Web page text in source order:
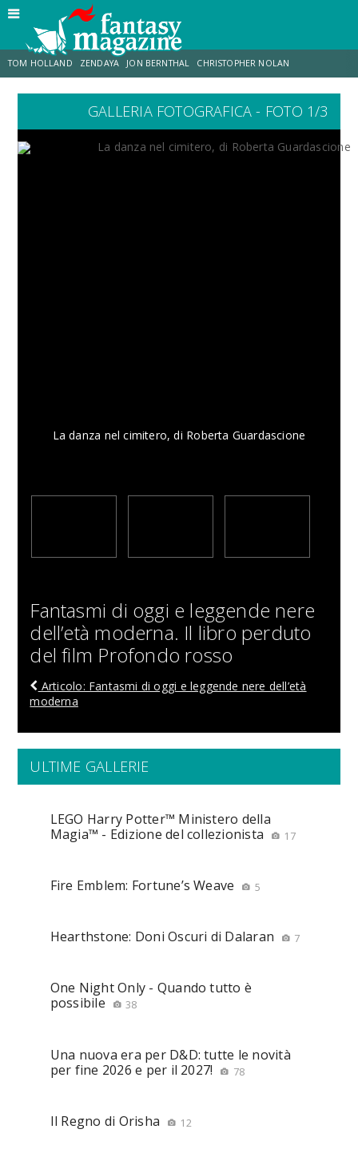
TOM HOLLAND ZENDAYA JON BERNTHAL CHRISTOPHER NOLAN
LUCCA COMICS & GAMES ODISSEA CHRIS MCKENNA
GALLERIA FOTOGRAFICA - FOTO 1/3
La danza nel cimitero, di Roberta Guardascione
Fantasmi di oggi e leggende nere
dell’età moderna. Il libro perduto
del film Profondo rosso
Articolo: Fantasmi di oggi e leggende nere dell’età
moderna
ULTIME GALLERIE
LEGO Harry Potter™ Ministero della
Magia™ - Edizione del collezionista
17
Fire Emblem: Fortune’s Weave 5
Hearthstone: Doni Oscuri di Dalaran 7
One Night Only - Quando tutto è
possibile
38
Una nuova era per D&D: tutte le novità
per fine 2026 e per il 2027!
78
Il Regno di Orisha 12